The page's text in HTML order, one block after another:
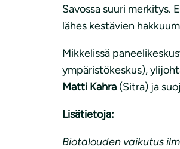
Savossa suuri merkitys.
lähes kestävien
Mikkelissä
ympäristökeskus),
Matti Kahra (Sitra) ja
Lisätietoja:
Biotalouden vaikutus